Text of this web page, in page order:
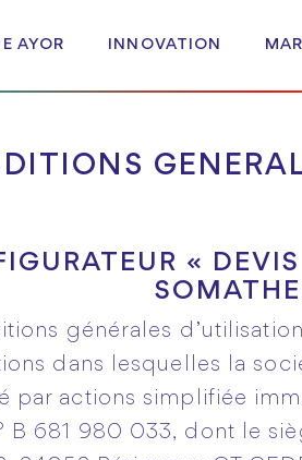
AYOR INNOVATION
«
générales
dans lesquelles la
par actions simplifiée
B 681 980 033, dont le